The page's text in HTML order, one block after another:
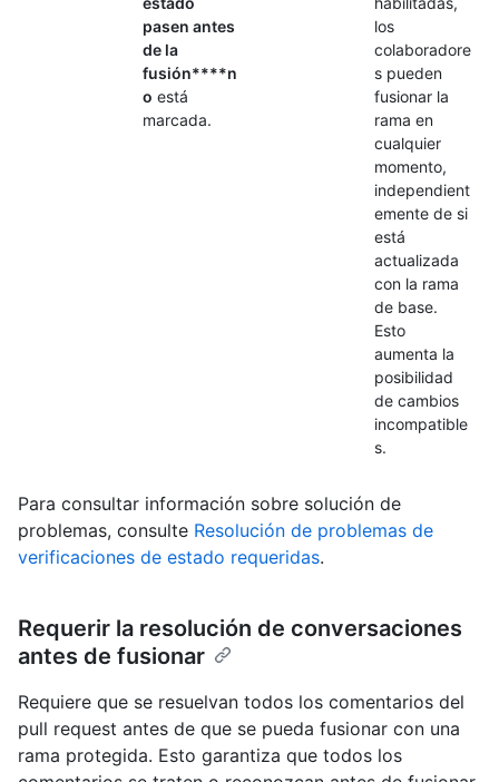
pasen antes
de la
fusión****n
o está
marcada.
los
colaboradore
s pueden
fusionar la
rama en
cualquier
momento,
independient
emente de si
está
actualizada
con la rama
de base.
Esto
aumenta la
posibilidad
de cambios
incompatible
s.
Para consultar información sobre solución de
problemas, consulte Resolución de problemas de
verificaciones de estado requeridas.
Requerir la resolución de conversaciones
antes de fusionar
Requiere que se resuelvan todos los comentarios del
pull request antes de que se pueda fusionar con una
rama protegida. Esto garantiza que todos los